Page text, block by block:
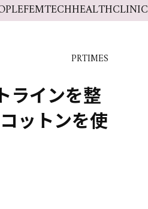
FEMTECHHEALTHCLINIC
PRTIMES
ラインを整
ットンを使